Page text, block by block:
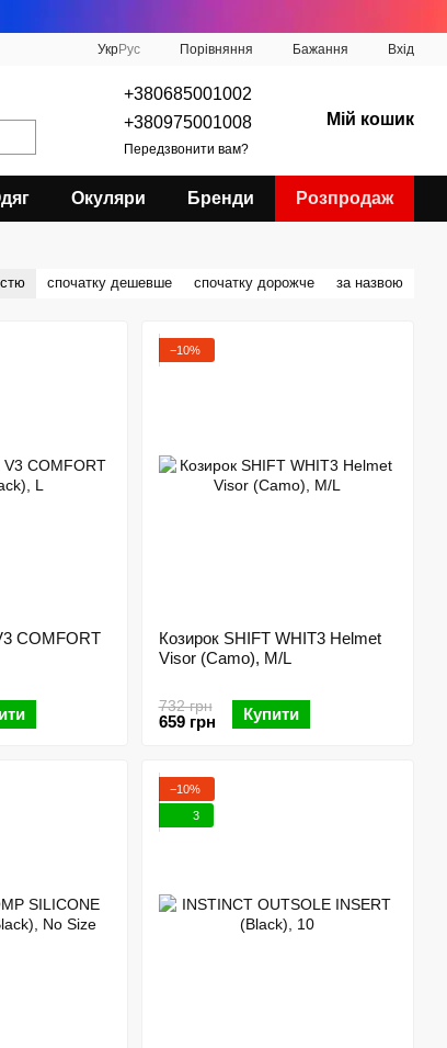
УкрРус Порівняння Бажання Вхід
+380685001002
+380975001008
Передзвонити вам?
Мій кошик
Окуляри Бренди Розпродаж
спочатку дешевше спочатку дорожче за назвою
COMFORT
−10%
Козирок SHIFT WHIT3 Helmet
Visor (Camo), M/L
732 грн
659 грн Купити
−10%
3